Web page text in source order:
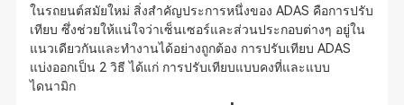
ในรถยนต์สมัยใหม่ สิ่งสำคัญประการหนึ่งของ ADAS คือการปรับ
เทียบ ซึ่งช่วยให้แน่ใจว่าเซ็นเซอร์และส่วนประกอบต่างๆ อยู่ใน
แนวเดียวกันและทำงานได้อย่างถูกต้อง การปรับเทียบ ADAS
แบ่งออกเป็น 2 วิธี ได้แก่ การปรับเทียบแบบคงที่และแบบ
ไดนามิก